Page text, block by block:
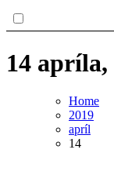
14 apríla,
Home
2019
apríl
14